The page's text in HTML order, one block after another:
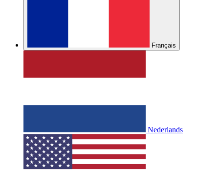
Français
Nederlands